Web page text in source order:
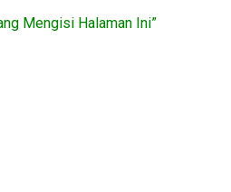
Mengisi Halaman Ini”